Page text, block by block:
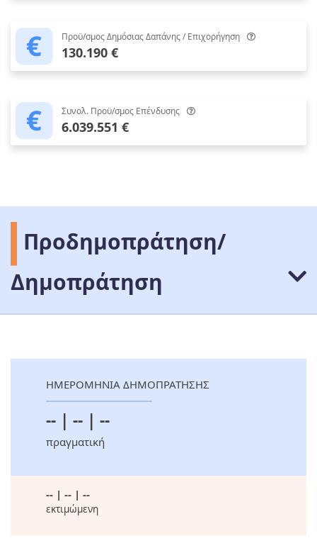
Προϋ/σμος Δημόσιας Δαπάνης / Επιχορήγηση
130.190 €
Συνολ. Προϋ/σμος Επένδυσης
6.039.551 €
Προδημοπράτηση/
Δημοπράτηση
ΗΜΕΡΟΜΗΝΙΑ ΔΗΜΟΠΡΑΤΗΣΗΣ
-- | -- | --
πραγματική
-- | -- | --
εκτιμώμενη